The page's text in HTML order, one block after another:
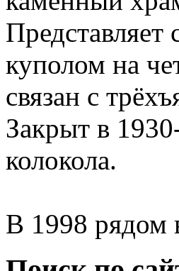
куполом на
связан с
Закрыт в
колокола.
В 1998 рядом